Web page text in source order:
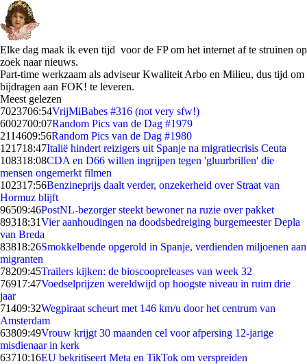
Elke dag maak ik even tijd voor de FP om het internet af te struinen op
zoek naar nieuws.
Part-time werkzaam als adviseur Kwaliteit Arbo en Milieu, dus tijd om
bijdragen aan FOK! te leveren.
Meest gelezen
7023706:54VrijMiBabes #316 (not very sfw!)
6002700:07Random Pics van de Dag #1979
2114609:56Random Pics van de Dag #1980
121718:47Italië hindert reizigers uit Spanje na migratiecrisis Ceuta
108318:08CDA en D66 willen ingrijpen tegen 'gluurbrillen' die
mensen ongemerkt filmen
102317:56Benzineprijs daalt verder, onzekerheid over Straat van
Hormuz blijft
96509:46PostNL-bezorger steekt bewoner na ruzie over pakket
89318:31Vier aanhoudingen na doodsbedreiging burgemeester Depla
van Breda
83818:26Smokkelbende opgerold in Spanje, verdienden miljoenen aan
migranten
78209:45Trailers kijken: de bioscoopreleases van week 32
76917:47Voedselprijzen wereldwijd op hoogste niveau in ruim drie
jaar
71409:32Wegpiraat scheurt met 146 km/u door het centrum van
Amsterdam
63809:49Vrouw krijgt 30 maanden cel voor afpersing 12-jarige
misdienaar in kerk
63710:16EU bekritiseert Meta en TikTok om verspreiden